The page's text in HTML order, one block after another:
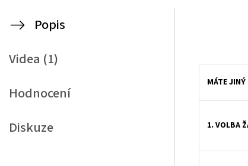
Popis
Videa (1)
Hodnocení
Diskuze
MÁTE
1. VOLBA